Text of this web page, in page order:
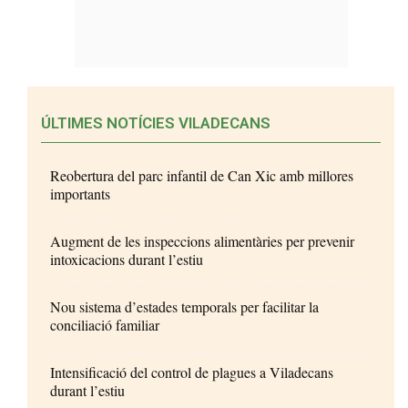
ÚLTIMES NOTÍCIES VILADECANS
Reobertura del parc infantil de Can Xic amb millores
importants
Augment de les inspeccions alimentàries per prevenir
intoxicacions durant l’estiu
Nou sistema d’estades temporals per facilitar la
conciliació familiar
Intensificació del control de plagues a Viladecans
durant l’estiu